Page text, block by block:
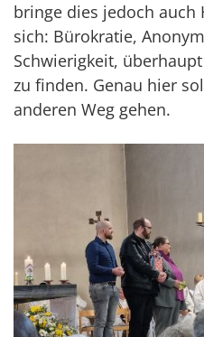
bringe dies jedoch
sich: Bürokratie,
Schwierigkeit,
zu finden. Genau hier
anderen Weg gehen.